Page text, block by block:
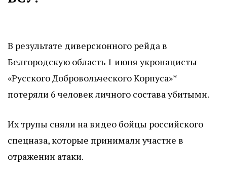
В результате диверсионного рейда в
Белгородскую область 1 июня укронацисты
«Русского Добровольческого Корпуса»*
потеряли 6 человек личного состава убитыми.
Их трупы сняли на видео бойцы российского
спецназа, которые принимали участие в
отражении атаки.